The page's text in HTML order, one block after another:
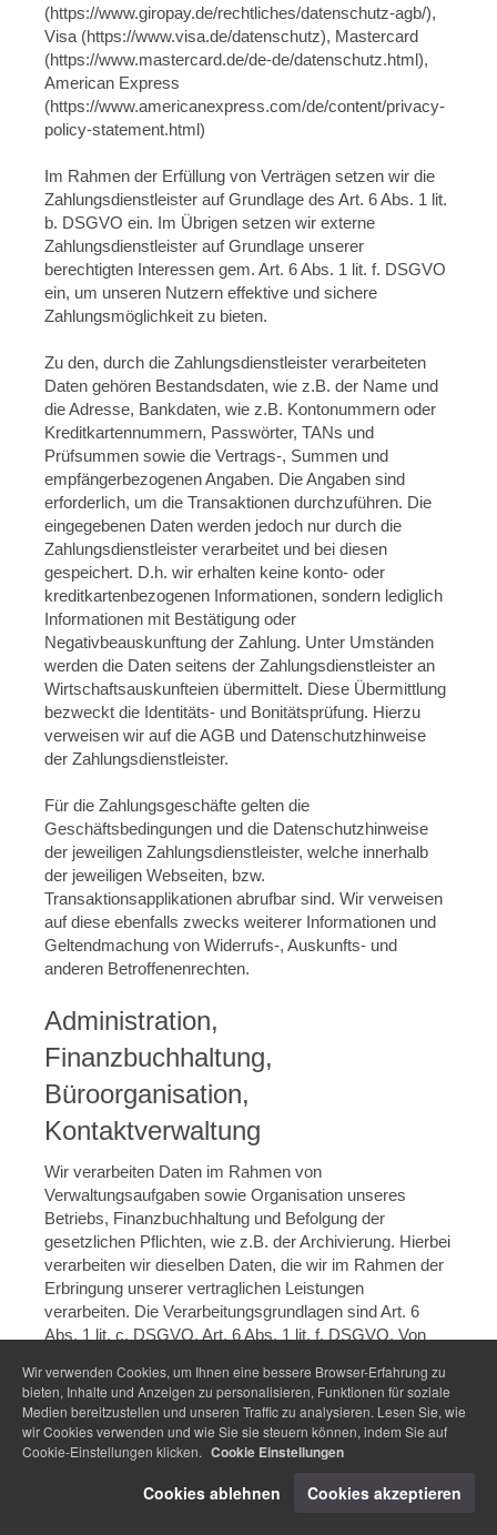
(https://www.giropay.de/rechtliches/datenschutz-agb/),
Visa (https://www.visa.de/datenschutz), Mastercard
(https://www.mastercard.de/de-de/datenschutz.html),
American Express
(https://www.americanexpress.com/de/content/privacy-
policy-statement.html)
Im Rahmen der Erfüllung von Verträgen setzen wir die
Zahlungsdienstleister auf Grundlage des Art. 6 Abs. 1 lit.
b. DSGVO ein. Im Übrigen setzen wir externe
Zahlungsdienstleister auf Grundlage unserer
berechtigten Interessen gem. Art. 6 Abs. 1 lit. f. DSGVO
ein, um unseren Nutzern effektive und sichere
Zahlungsmöglichkeit zu bieten.
Zu den, durch die Zahlungsdienstleister verarbeiteten
Daten gehören Bestandsdaten, wie z.B. der Name und
die Adresse, Bankdaten, wie z.B. Kontonummern oder
Kreditkartennummern, Passwörter, TANs und
Prüfsummen sowie die Vertrags-, Summen und
empfängerbezogenen Angaben. Die Angaben sind
erforderlich, um die Transaktionen durchzuführen. Die
eingegebenen Daten werden jedoch nur durch die
Zahlungsdienstleister verarbeitet und bei diesen
gespeichert. D.h. wir erhalten keine konto- oder
kreditkartenbezogenen Informationen, sondern lediglich
Informationen mit Bestätigung oder
Negativbeauskunftung der Zahlung. Unter Umständen
werden die Daten seitens der Zahlungsdienstleister an
Wirtschaftsauskunfteien übermittelt. Diese Übermittlung
bezweckt die Identitäts- und Bonitätsprüfung. Hierzu
verweisen wir auf die AGB und Datenschutzhinweise
der Zahlungsdienstleister.
Für die Zahlungsgeschäfte gelten die
Geschäftsbedingungen und die Datenschutzhinweise
der jeweiligen Zahlungsdienstleister, welche innerhalb
der jeweiligen Webseiten, bzw.
Transaktionsapplikationen abrufbar sind. Wir verweisen
auf diese ebenfalls zwecks weiterer Informationen und
Geltendmachung von Widerrufs-, Auskunfts- und
anderen Betroffenenrechten.
Administration,
Finanzbuchhaltung,
Büroorganisation,
Kontaktverwaltung
Wir verarbeiten Daten im Rahmen von
Verwaltungsaufgaben sowie Organisation unseres
Betriebs, Finanzbuchhaltung und Befolgung der
gesetzlichen Pflichten, wie z.B. der Archivierung. Hierbei
verarbeiten wir dieselben Daten, die wir im Rahmen der
Erbringung unserer vertraglichen Leistungen
verarbeiten. Die Verarbeitungsgrundlagen sind Art. 6
Abs. 1 lit. c. DSGVO, Art. 6 Abs. 1 lit. f. DSGVO. Von
Geschäftspartner und Websitebesucher betroffen. Der
Zweck und unser Interesse an der Verarbeitung liegt in
der Administration, Finanzbuchhaltung,
Büroorganisation, Archivierung von Daten, also
Aufgaben die der Aufrechterhaltung unserer
Geschäftstätigkeiten, Wahrnehmung unserer Aufgaben
Wir verwenden Cookies, um Ihnen eine bessere Browser-Erfahrung zu
bieten, Inhalte und Anzeigen zu personalisieren, Funktionen für soziale
Medien bereitzustellen und unseren Traffic zu analysieren. Lesen Sie, wie
wir Cookies verwenden und wie Sie sie steuern können, indem Sie auf
Cookie-Einstellungen klicken. Cookie Einstellungen
Cookies ablehnen Cookies akzeptieren